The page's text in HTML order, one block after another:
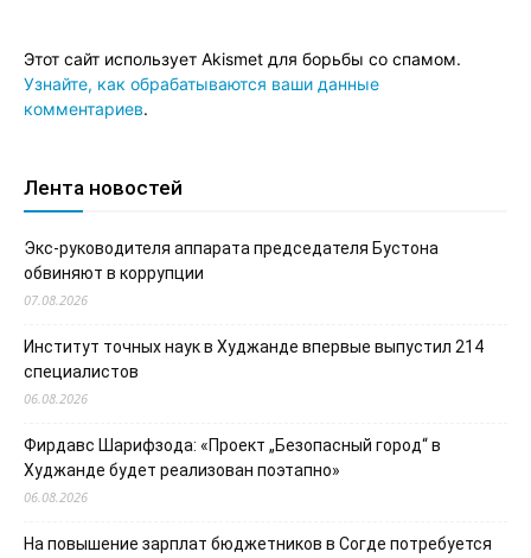
Этот сайт использует Akismet для борьбы со спамом.
Узнайте, как обрабатываются ваши данные
комментариев.
Лента новостей
Экс-руководителя аппарата председателя Бустона
обвиняют в коррупции
07.08.2026
Институт точных наук в Худжанде впервые выпустил 214
специалистов
06.08.2026
Фирдавс Шарифзода: «Проект „Безопасный город“ в
Худжанде будет реализован поэтапно»
06.08.2026
На повышение зарплат бюджетников в Согде потребуется